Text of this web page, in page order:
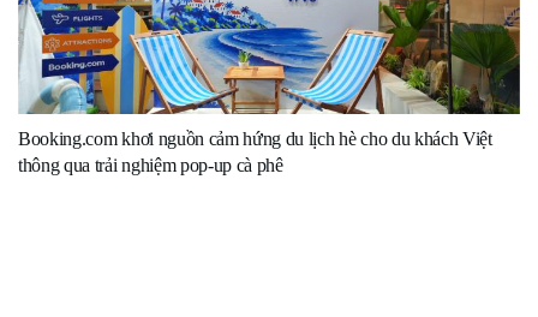
Booking.com khơi nguồn cảm hứng du lịch hè cho du khách Việt
thông qua trải nghiệm pop-up cà phê